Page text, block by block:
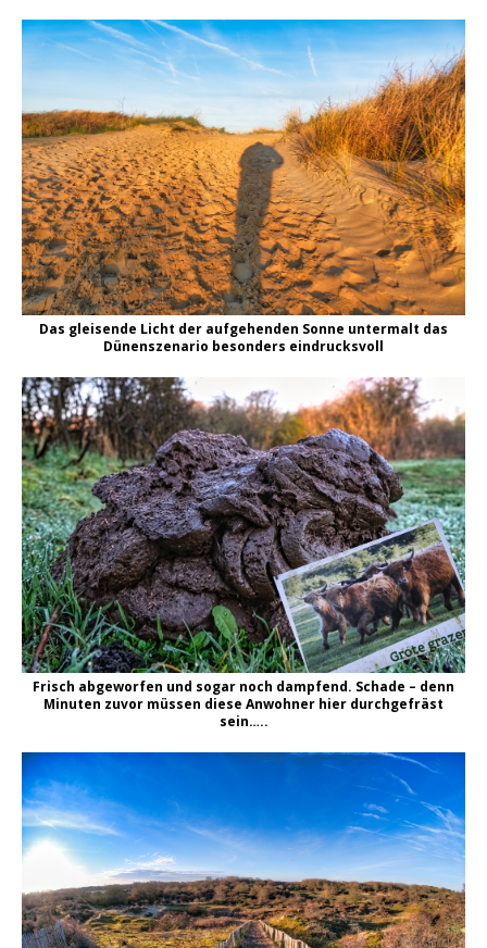
Das gleisende Licht der aufgehenden Sonne untermalt das
Dünenszenario besonders eindrucksvoll
Frisch abgeworfen und sogar noch dampfend. Schade – denn
Minuten zuvor müssen diese Anwohner hier durchgefräst
sein…..